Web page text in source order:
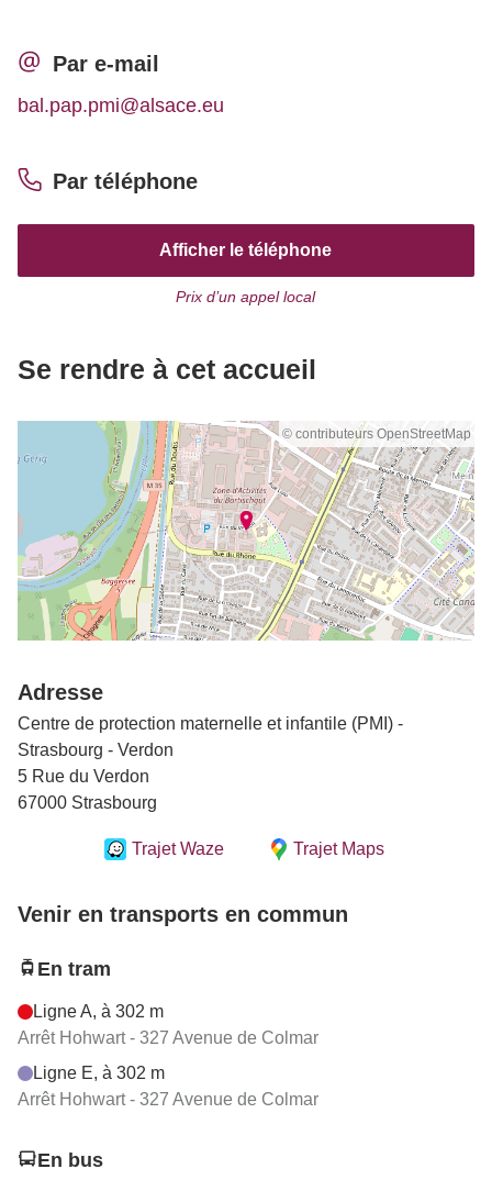
Par téléphone
Afficher le téléphone
Prix d’un appel local
Par e-mail
bal.pap.pmi@alsace.eu
Se rendre à cet accueil
© contributeurs OpenStreetMap
Adresse
Centre de protection maternelle et infantile (PMI) -
Strasbourg - Verdon
5 Rue du Verdon
67000 Strasbourg
Trajet Waze Trajet Maps
Venir en transports en commun
En tram
Ligne A, à 302 m
Arrêt Hohwart - 327 Avenue de Colmar
Ligne E, à 302 m
Arrêt Hohwart - 327 Avenue de Colmar
En bus